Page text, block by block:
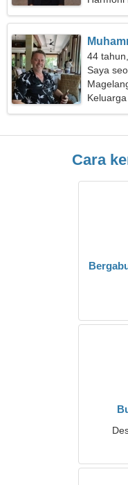
44
Saya
Keluarga
Cara